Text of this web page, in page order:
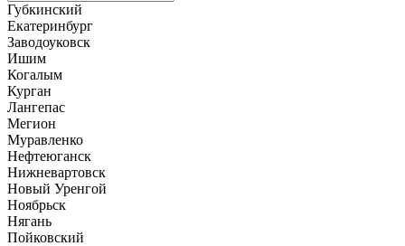
Губкинский
Екатеринбург
Заводоуковск
Ишим
Когалым
Курган
Лангепас
Мегион
Муравленко
Нефтеюганск
Нижневартовск
Новый Уренгой
Ноябрьск
Нягань
Пойковский